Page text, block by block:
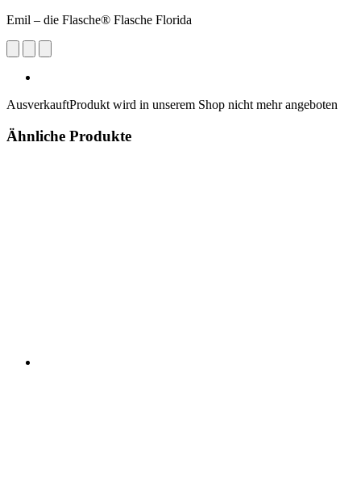
Emil – die Flasche® Flasche Florida
AusverkauftProdukt wird in unserem Shop nicht mehr angeboten
Ähnliche Produkte